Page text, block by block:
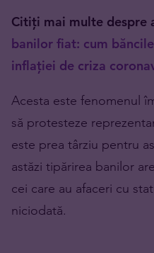
Citiți mai multe despre
banilor fiat: cum
inflației de criza
Acesta este fenomenul
să protesteze
este prea târziu pentru
astăzi tipărirea banilor
cei care au afaceri cu
niciodată.